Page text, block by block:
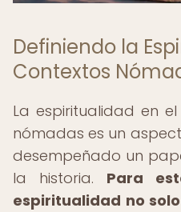
Definiendo la
Contextos
La espiritualidad en
nómadas es un
desempeñado un
la historia. Para
espiritualidad no